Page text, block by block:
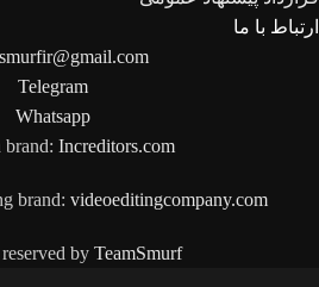
ارتباط با ما
Telegram
Whatsapp
brand: Increditors.com
brand: videoeditingcompany.com
by TeamSmurf